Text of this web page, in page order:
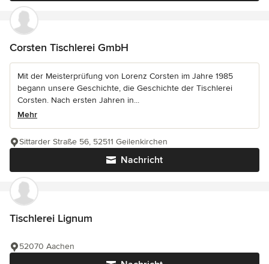
Corsten Tischlerei GmbH
Mit der Meisterprüfung von Lorenz Corsten im Jahre 1985
begann unsere Geschichte, die Geschichte der Tischlerei
Corsten. Nach ersten Jahren in...
Mehr
Nachricht
Sittarder Straße 56, 52511 Geilenkirchen
Tischlerei Lignum
52070 Aachen